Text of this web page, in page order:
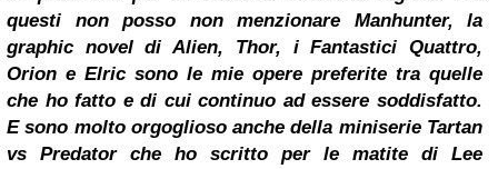
questi non posso non menzionare Manhunter, la
graphic novel di Alien, Thor, i Fantastici Quattro,
Orion e Elric sono le mie opere preferite tra quelle
che ho fatto e di cui continuo ad essere soddisfatto.
E sono molto orgoglioso anche della miniserie Tartan
vs Predator che ho scritto per le matite di Lee